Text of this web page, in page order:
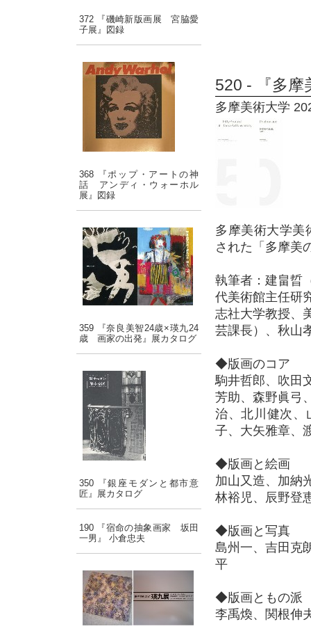
372 『磯崎新版画展 宮脇愛
子展』図録
368 『ポップ・アートの神
話 アンディ・ウォーホル
展』図録
359 『奈良美智24歳×瑛九24
歳 画家の出発』展カタログ
350 『銀座モダンと都市意
匠』展カタログ
190 『宿命の抽象画家 坂田
一男』 小倉忠夫
520 - 『多摩
多摩美術大学
多摩美術大学美
された「多摩美
執筆者：建畠晢
代美術館主任研
志社大学教授、
芸課長）、秋山
◆版画のコア
駒井哲郎、吹田
芳助、森野眞弓
治、北川健次、
子、大矢雅章、
◆版画と絵画
加山又造、加納
林裕児、辰野登
◆版画と写真
島州一、吉田克
平
◆版画ともの派
李禹煥、関根伸